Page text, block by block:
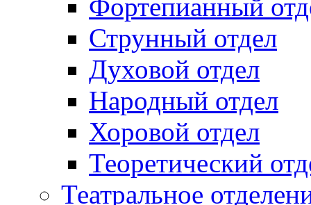
Фортепианный
Струнный отдел
Духовой отдел
Народный отдел
Хоровой отдел
Теоретический
Театральное